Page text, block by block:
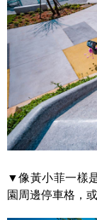
▼像黃小菲一樣
園周邊停車格，